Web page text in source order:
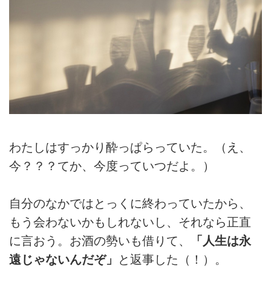
わたしはすっかり酔っぱらっていた。（え、
今？？？てか、今度っていつだよ。）
自分のなかではとっくに終わっていたから、
もう会わないかもしれないし、それなら正直
に言おう。お酒の勢いも借りて、
「人生は永
遠じゃないんだぞ」
と返事した（！）。